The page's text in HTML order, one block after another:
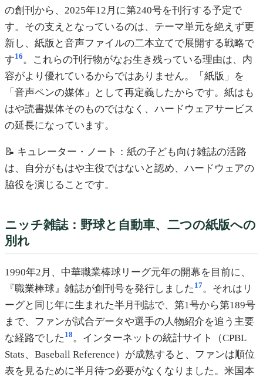
の創刊から、2025年12月に第240号を刊行する予定で
す。その支えとなっているのは、テーマ単元を絶えず更
新し、紙版と音声ファイルの二本立てで展開する戦略で
す16 。これらの刊行物がなお生き残っている理由は、内
容がより優れているからではありません。「紙版」を
「音声ペンの媒体」として再定義したからです。紙はも
はや読書媒体そのものではなく、ハードウェアサービス
の延長になっています。
📝 キュレーター・ノート：紙の子ども向け雑誌の活路
は、自分がもはや主役ではないと認め、ハードウェアの
脇役を演じることです。
ニッチ雑誌：野球と自動車、二つの紙版への
別れ
1990年2月、中華職業棒球リーグ元年の開幕を目前に、
『職業棒球』雑誌が創刊号を発行しました 17。それはリ
ーグと同じ年に生まれた半月刊誌で、第1号から第189号
まで、ファンが試合データや選手の人物紹介を追う主要
な経路でした 18 。インターネットの統計サイト（CPBL
Stats、Baseball Reference）が成熟すると、ファンは順位
表を見るために半月待つ必要がなくなりました。米国本